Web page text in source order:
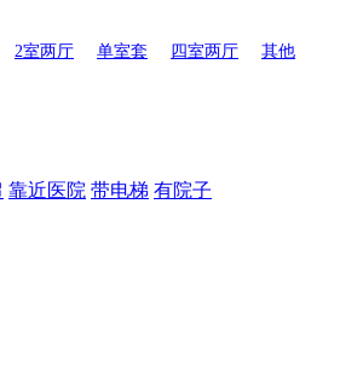
2室两厅 单室套 四室两厅 其他
靠近医院 带电梯 有院子